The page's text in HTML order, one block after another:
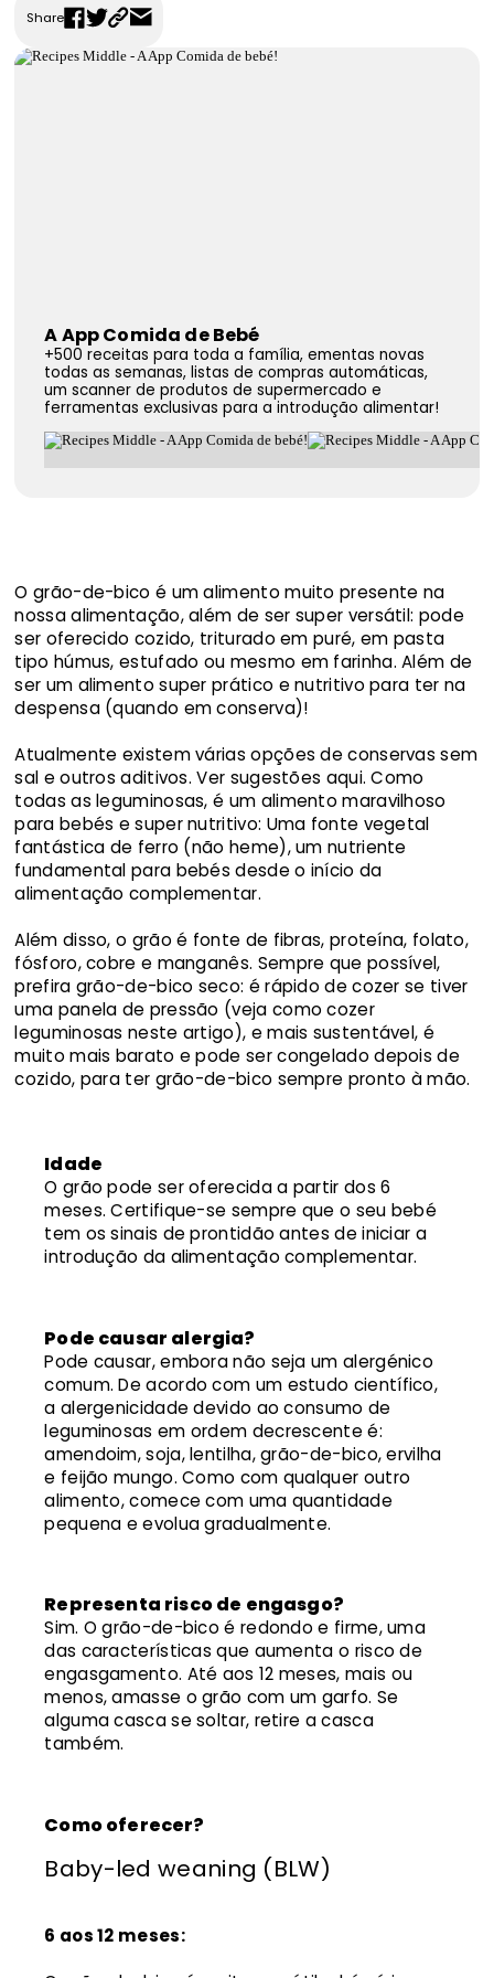
FAQS
Contactos
Share
A App Comida de Bebé
+500 receitas para toda a família, ementas novas
todas as semanas, listas de compras automáticas,
um scanner de produtos de supermercado e
ferramentas exclusivas para a introdução alimentar!
O grão-de-bico é um alimento muito presente na
nossa alimentação, além de ser super versátil: pode
ser oferecido cozido, triturado em puré, em pasta
tipo húmus, estufado ou mesmo em farinha. Além de
ser um alimento super prático e nutritivo para ter na
despensa (quando em conserva)!
Atualmente existem várias opções de conservas sem
sal e outros aditivos. Ver sugestões aqui. Como
todas as leguminosas, é um alimento maravilhoso
para bebés e super nutritivo: Uma fonte vegetal
fantástica de ferro (não heme), um nutriente
fundamental para bebés desde o início da
alimentação complementar.
Além disso, o grão é fonte de fibras, proteína, folato,
fósforo, cobre e manganês. Sempre que possível,
prefira grão-de-bico seco: é rápido de cozer se tiver
uma panela de pressão (veja como cozer
leguminosas neste artigo), e mais sustentável, é
muito mais barato e pode ser congelado depois de
cozido, para ter grão-de-bico sempre pronto à mão.
Idade
O grão pode ser oferecida a partir dos 6
meses. Certifique-se sempre que o seu bebé
tem os sinais de prontidão antes de iniciar a
introdução da alimentação complementar.
Pode causar alergia?
Pode causar, embora não seja um alergénico
comum. De acordo com um estudo científico,
a alergenicidade devido ao consumo de
leguminosas em ordem decrescente é:
amendoim, soja, lentilha, grão-de-bico, ervilha
e feijão mungo. Como com qualquer outro
alimento, comece com uma quantidade
pequena e evolua gradualmente.
Representa risco de engasgo?
Sim. O grão-de-bico é redondo e firme, uma
das características que aumenta o risco de
engasgamento. Até aos 12 meses, mais ou
menos, amasse o grão com um garfo. Se
alguma casca se soltar, retire a casca
também.
Como oferecer?
Baby-led weaning (BLW)
6 aos 12 meses: